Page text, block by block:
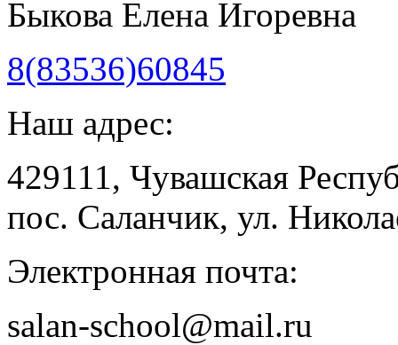
Быкова Елена Игоревна
8(83536)60845
Наш адрес:
429111, Чувашская
пос. Саланчик, ул.
Электронная почта:
salan-school@mail.ru